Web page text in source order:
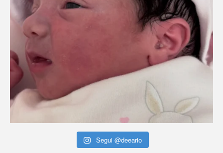
Segui @deeario